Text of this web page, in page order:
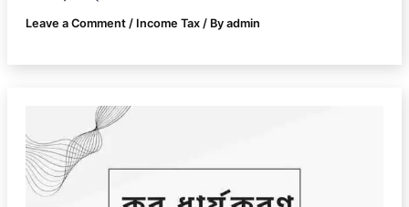
Leave a Comment / Income Tax/ By admin